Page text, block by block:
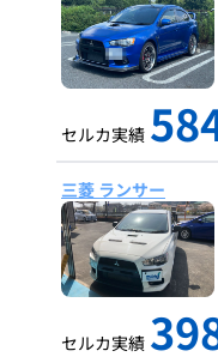
セルカ実績
三菱 ランサー
セルカ実績